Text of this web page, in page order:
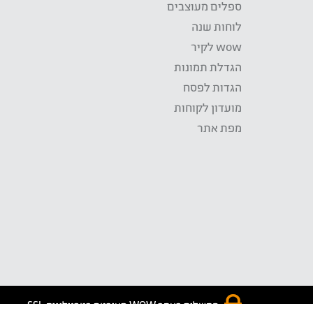
ספלים מעוצבים
לוחות שנה
wow לקיר
הגדלת תמונות
הגדות לפסח
מועדון לקוחות
מפת אתר
התשלום באתר WOW מאובטח בטכנולוגית SSL